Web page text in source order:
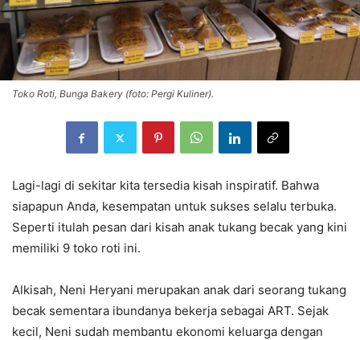
Toko Roti, Bunga Bakery (foto: Pergi Kuliner).
Lagi-lagi di sekitar kita tersedia kisah inspiratif. Bahwa
siapapun Anda, kesempatan untuk sukses selalu terbuka.
Seperti itulah pesan dari kisah anak tukang becak yang kini
memiliki 9 toko roti ini.
Alkisah, Neni Heryani merupakan anak dari seorang tukang
becak sementara ibundanya bekerja sebagai ART. Sejak
kecil, Neni sudah membantu ekonomi keluarga dengan